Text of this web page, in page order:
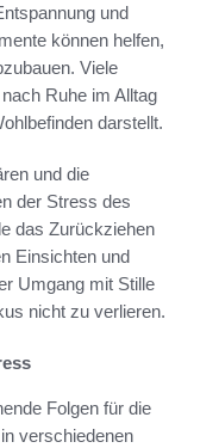
und
können helfen,
Viele
Ruhe im Alltag
darstellt.
und die
der Stress des
das Zurückziehen
Einsichten und
Umgang mit Stille
nicht zu verlieren.
Folgen für die
verschiedenen